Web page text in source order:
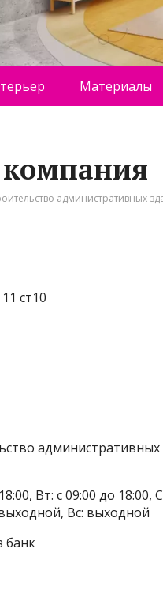
Материалы
административных
ст10
Вт: с 09:00 до 18:00,
выходной, Вс: выходной
банк